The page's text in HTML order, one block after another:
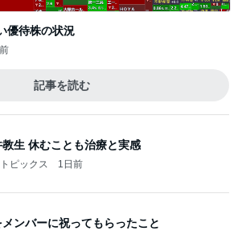
優待株の状況
記事を読む
生 休むことも治療と実感
ピックス 1日前
ンバーに祝ってもらったこと